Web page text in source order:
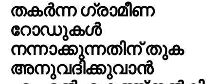
തകർന്ന ഗ്രാമീണ
റോഡുകൾ
നന്നാക്കുന്നതിന് തുക
അനുവദിക്കുവാൻ